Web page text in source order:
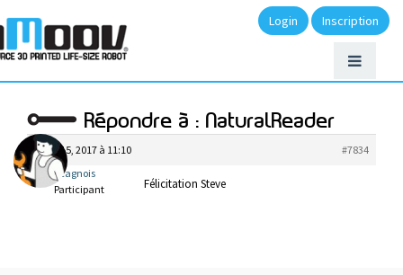
Login Inscription
Répondre à : NaturalReader
mars 15, 2017 à 11:10
#7834
lecagnois
Participant
Félicitation Steve